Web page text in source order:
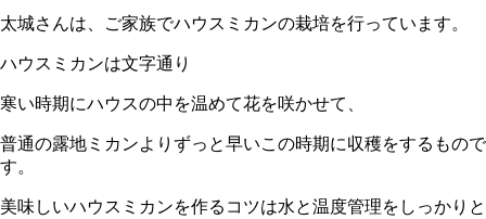
太城さんは、ご家族でハウスミカンの栽培を行っています。
ハウスミカンは文字通り
寒い時期にハウスの中を温めて花を咲かせて、
普通の露地ミカンよりずっと早いこの時期に収穫をするもので
す。
美味しいハウスミカンを作るコツは水と温度管理をしっかりと